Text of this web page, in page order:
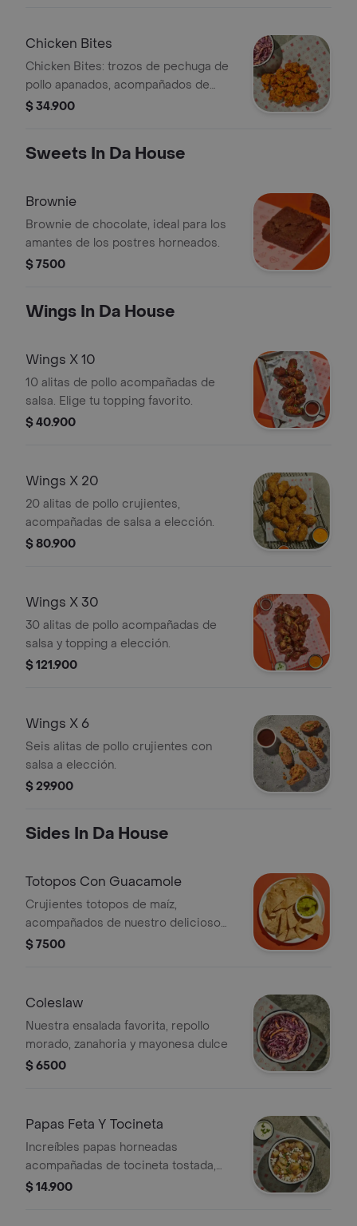
Chicken Bites
Chicken Bites: trozos de pechuga de
pollo apanados, acompañados de
salsa y topping a elección.
$ 34.900
Sweets In Da House
Brownie
Brownie de chocolate, ideal para los
amantes de los postres horneados.
$ 7500
Wings In Da House
Wings X 10
10 alitas de pollo acompañadas de
salsa. Elige tu topping favorito.
$ 40.900
Wings X 20
20 alitas de pollo crujientes,
acompañadas de salsa a elección.
$ 80.900
Wings X 30
30 alitas de pollo acompañadas de
salsa y topping a elección.
$ 121.900
Wings X 6
Seis alitas de pollo crujientes con
salsa a elección.
$ 29.900
Sides In Da House
Totopos Con Guacamole
Crujientes totopos de maíz,
acompañados de nuestro delicioso
guacamole
$ 7500
Coleslaw
Nuestra ensalada favorita, repollo
morado, zanahoria y mayonesa dulce
$ 6500
Papas Feta Y Tocineta
Increíbles papas horneadas
acompañadas de tocineta tostada,
sour cream, queso feta y cebollín.
$ 14.900